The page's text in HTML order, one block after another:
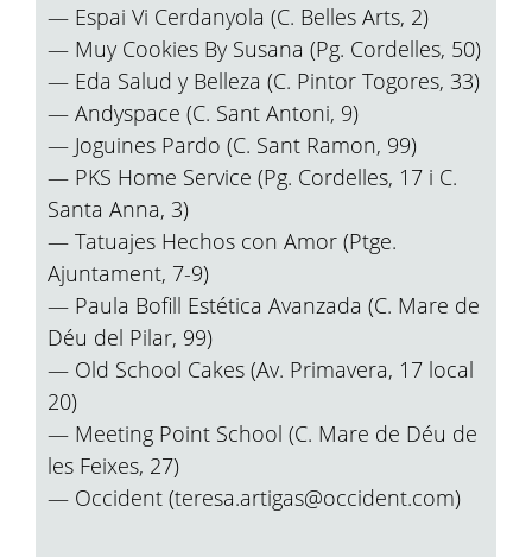
— Espai Vi Cerdanyola (C. Belles Arts, 2)
— Muy Cookies By Susana (Pg. Cordelles, 50)
— Eda Salud y Belleza (C. Pintor Togores, 33)
— Andyspace (C. Sant Antoni, 9)
— Joguines Pardo (C. Sant Ramon, 99)
— PKS Home Service (Pg. Cordelles, 17 i C.
Santa Anna, 3)
— Tatuajes Hechos con Amor (Ptge.
Ajuntament, 7-9)
— Paula Bofill Estética Avanzada (C. Mare de
Déu del Pilar, 99)
— Old School Cakes (Av. Primavera, 17 local
20)
— Meeting Point School (C. Mare de Déu de
les Feixes, 27)
— Occident (teresa.artigas@occident.com)